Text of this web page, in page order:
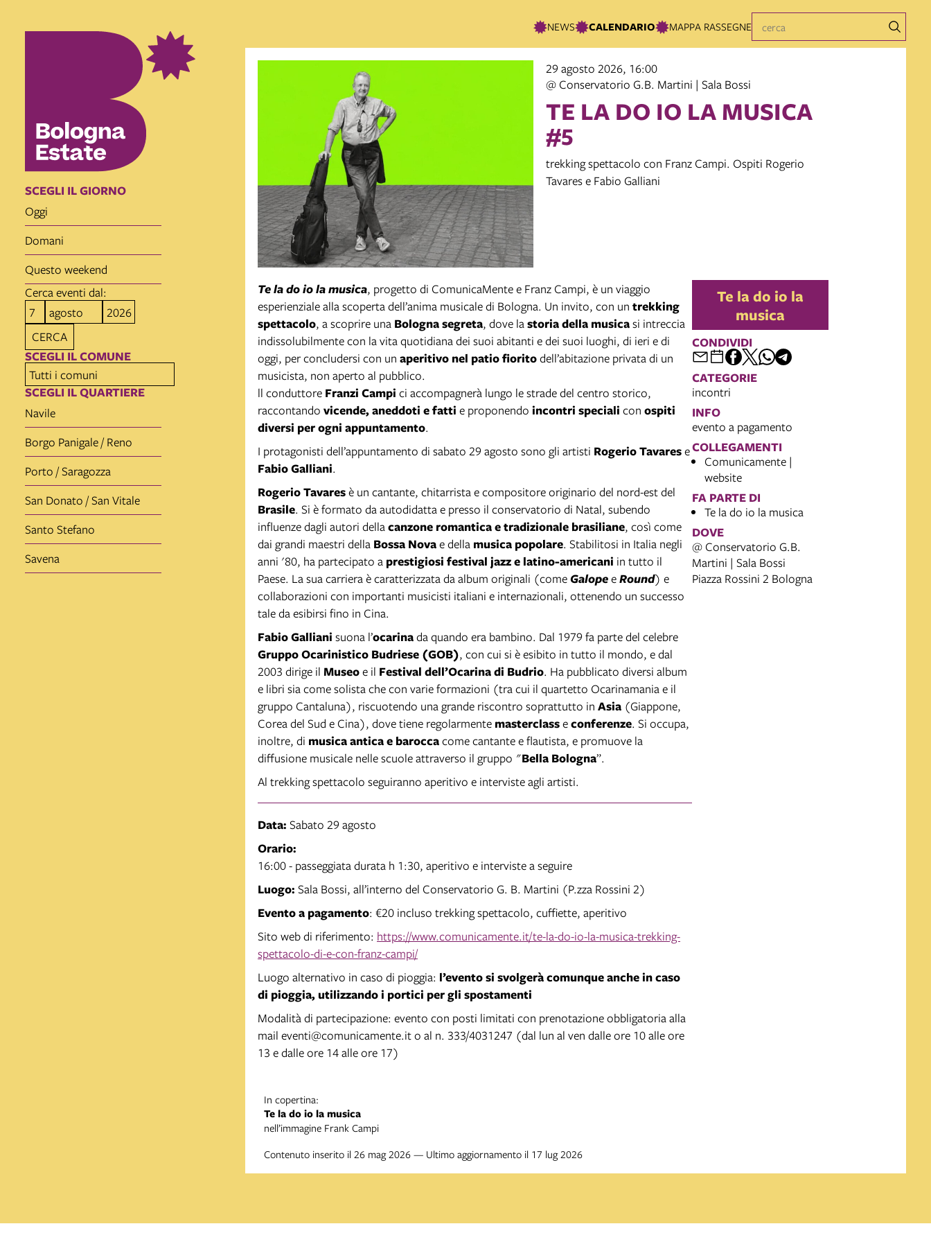
NEWS CALENDARIO MAPPA RASSEGNE
SCEGLI IL GIORNO
oggi
domani
questo weekend
Cerca eventi dal:
CERCA
SCEGLI IL COMUNE
SCEGLI IL QUARTIERE
Navile
Borgo Panigale / Reno
Porto / Saragozza
San Donato / San Vitale
Santo Stefano
Savena
29 agosto 2026, 16:00
@ Conservatorio G.B. Martini | Sala Bossi
TE LA DO IO LA MUSICA
#5
trekking spettacolo con Franz Campi. Ospiti Rogerio
Tavares e Fabio Galliani
Te la do io la musica, progetto di ComunicaMente e Franz Campi, è un viaggio
esperienziale alla scoperta dell’anima musicale di Bologna. Un invito, con un trekking
spettacolo, a scoprire una Bologna segreta, dove lastoria della musicasi intreccia
indissolubilmente con la vita quotidiana dei suoi abitanti e dei suoi luoghi, di ieri e di
oggi, per concludersi con un aperitivo nel patio fioritodell’abitazione privata di un
musicista, non aperto al pubblico.
ll conduttore Franzi Campi ci accompagnerà lungo le strade del centro storico,
raccontando vicende, aneddoti e fatti e proponendo incontri speciali con ospiti
diversi per ogni appuntamento.
I protagonisti dell’appuntamento di sabato 29 agosto sono gli artisti Rogerio Tavarese
Fabio Galliani.
Rogerio Tavaresè un cantante, chitarrista e compositore originario del nord-est del
Brasile. Si è formato da autodidatta e presso il conservatorio di Natal, subendo
influenze dagli autori dellacanzone romantica e tradizionale brasiliane, così come
dai grandi maestri della Bossa Novae della musica popolare. Stabilitosi in Italia negli
anni '80, ha partecipato a prestigiosi festival jazz e latino-americani in tutto il
Paese. La sua carriera è caratterizzata da album originali (comeGalopeeRound) e
collaborazioni con importanti musicisti italiani e internazionali, ottenendo un successo
tale da esibirsi fino in Cina.
Fabio Galliani suona l’ocarinada quando era bambino. Dal 1979 fa parte del celebre
Gruppo Ocarinistico Budriese (GOB), con cui si è esibito in tutto il mondo, e dal
2003 dirige il Museoe il Festival dell’Ocarina di Budrio. Ha pubblicato diversi album
e libri sia come solista che con varie formazioni (tra cui il quartetto Ocarinamania e il
gruppo Cantaluna), riscuotendo una grande riscontro soprattutto in Asia (Giappone,
Corea del Sud e Cina), dove tiene regolarmente masterclasseconferenze. Si occupa,
inoltre, di musica antica e baroccacome cantante e flautista, e promuove la
diffusione musicale nelle scuole attraverso il gruppo "Bella Bologna”.
Al trekking spettacolo seguiranno aperitivo e interviste agli artisti.
Data: Sabato 29 agosto
Orario:
16:00 - passeggiata durata h 1:30, aperitivo e interviste a seguire
Luogo: Sala Bossi, all’interno del Conservatorio G. B. Martini (P.zza Rossini 2)
Evento a pagamento: €20 incluso trekking spettacolo, cuffiette, aperitivo
Sito web di riferimento: https://www.comunicamente.it/te-la-do-io-la-musica-trekking-
spettacolo-di-e-con-franz-campi/
Luogo alternativo in caso di pioggia: l’evento si svolgerà comunque anche in caso
di pioggia, utilizzando i portici per gli spostamenti
Modalità di partecipazione: evento con posti limitati con prenotazione obbligatoria alla
mail eventi@comunicamente.ito al n. 333/4031247 (dal lun al ven dalle ore 10 alle ore
13 e dalle ore 14 alle ore 17)
Te la do io la
musica
CONDIVIDI
CATEGORIE
incontri
INFO
evento a pagamento
COLLEGAMENTI
Comunicamente |
website
FA PARTE DI
Te la do io la musica
DOVE
@ Conservatorio G.B.
Martini | Sala Bossi
Piazza Rossini 2 Bologna
In copertina:
Te la do io la musica
nell’immagine Frank Campi
Contenuto inserito il 26 mag 2026 — Ultimo aggiornamento il 17 lug 2026